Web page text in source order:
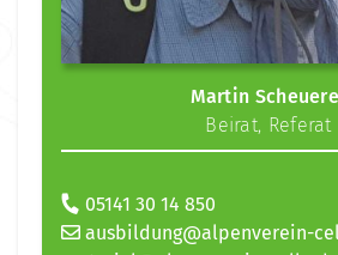
Martin
Beirat, Referat
05141 30 14 850
ausbildung@alpenverein-